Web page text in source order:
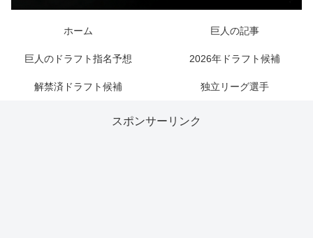
ホーム 巨人の記事
巨人のドラフト指名予想 2026年ドラフト候補
解禁済ドラフト候補 独立リーグ選手
スポンサーリンク